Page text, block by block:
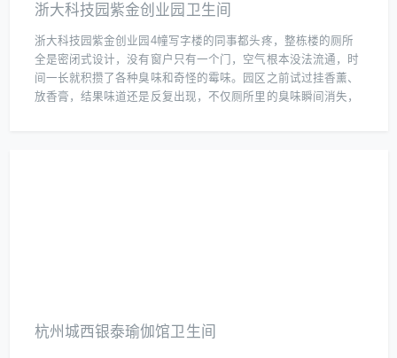
浙大科技园紫金创业园卫生间
浙大科技园紫金创业园4幢写字楼的同事都头疼，整栋楼的厕所
全是密闭式设计，没有窗户只有一个门，空气根本没法流通，时
间一长就积攒了各种臭味和奇怪的霉味。园区之前试过挂香薰、
放香膏，结果味道还是反复出现，不仅厕所里的臭味瞬间消失，
杭州城西银泰瑜伽馆卫生间